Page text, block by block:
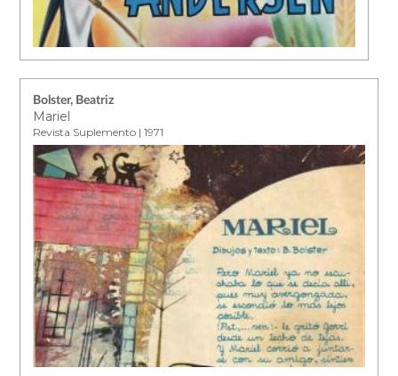
Bolster, Beatriz
Mariel
Revista Suplemento | 1971